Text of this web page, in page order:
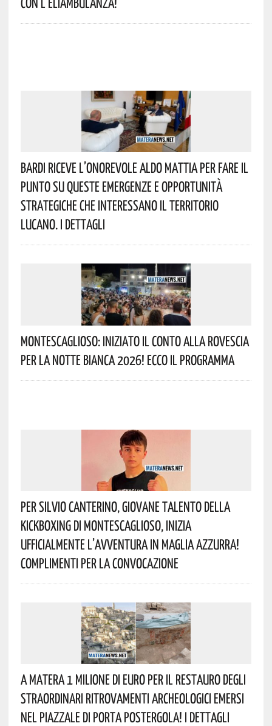
Bardi Riceve L’onorevole Aldo Mattia Per Fare Il
Punto Su Queste Emergenze E Opportunità
Strategiche Che Interessano Il Territorio
Lucano. I Dettagli
Montescaglioso: Iniziato Il Conto Alla Rovescia
Per La Notte Bianca 2026! Ecco Il Programma
Per Silvio Canterino, Giovane Talento Della
Kickboxing Di Montescaglioso, Inizia
Ufficialmente L’avventura In Maglia Azzurra!
Complimenti Per La Convocazione
A Matera 1 Milione Di Euro Per Il Restauro Degli
Straordinari Ritrovamenti Archeologici Emersi
Nel Piazzale Di Porta Postergola! I Dettagli